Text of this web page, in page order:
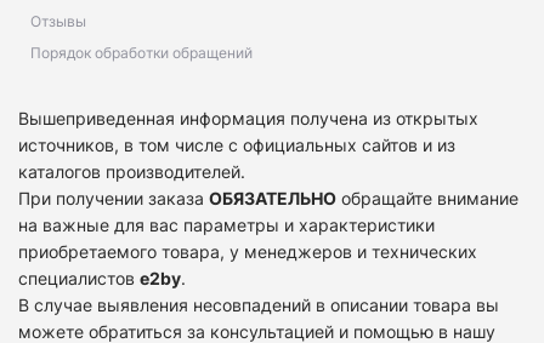
Отзывы
Порядок обработки обращений
Вышеприведенная информация получена из открытых
источников, в том числе с официальных сайтов и из
каталогов производителей.
При получении заказа ОБЯЗАТЕЛЬНО обращайте внимание
на важные для вас параметры и характеристики
приобретаемого товара, у менеджеров и технических
специалистов e2by.
В случае выявления несовпадений в описании товара вы
можете обратиться за консультацией и помощью в нашу